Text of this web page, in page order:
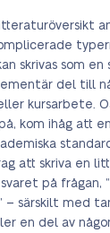
skrivas som
del till
kursarbete.
kom ihåg att
att skriva en
på frågan,
– särskilt med
en del av